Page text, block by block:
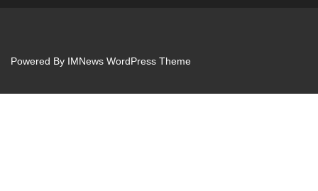
Powered By IMNews WordPress Theme